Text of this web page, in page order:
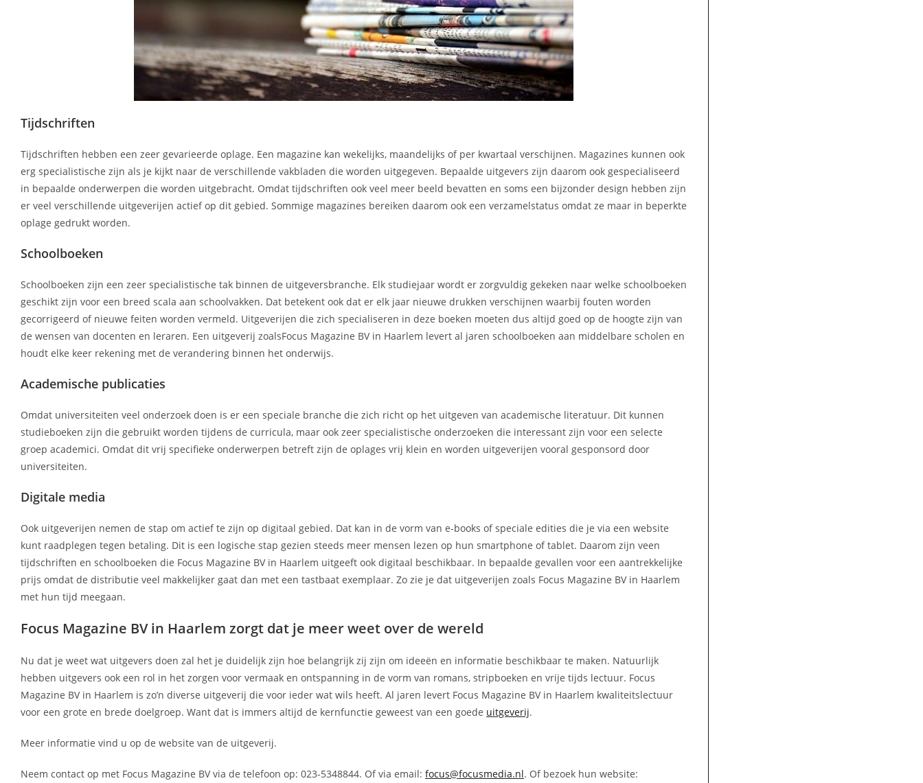
Tijdschriften
Tijdschriften hebben een zeer gevarieerde oplage. Een magazine kan wekelijks, maandelijks of per kwartaal verschijnen. Magazines kunnen ook
erg specialistische zijn als je kijkt naar de verschillende vakbladen die worden uitgegeven. Bepaalde uitgevers zijn daarom ook gespecialiseerd
in bepaalde onderwerpen die worden uitgebracht. Omdat tijdschriften ook veel meer beeld bevatten en soms een bijzonder design hebben zijn
er veel verschillende uitgeverijen actief op dit gebied. Sommige magazines bereiken daarom ook een verzamelstatus omdat ze maar in beperkte
oplage gedrukt worden.
Schoolboeken
Schoolboeken zijn een zeer specialistische tak binnen de uitgeversbranche. Elk studiejaar wordt er zorgvuldig gekeken naar welke schoolboeken
geschikt zijn voor een breed scala aan schoolvakken. Dat betekent ook dat er elk jaar nieuwe drukken verschijnen waarbij fouten worden
gecorrigeerd of nieuwe feiten worden vermeld. Uitgeverijen die zich specialiseren in deze boeken moeten dus altijd goed op de hoogte zijn van
de wensen van docenten en leraren. Een uitgeverij zoalsFocus Magazine BV in Haarlem levert al jaren schoolboeken aan middelbare scholen en
houdt elke keer rekening met de verandering binnen het onderwijs.
Academische publicaties
Omdat universiteiten veel onderzoek doen is er een speciale branche die zich richt op het uitgeven van academische literatuur. Dit kunnen
studieboeken zijn die gebruikt worden tijdens de curricula, maar ook zeer specialistische onderzoeken die interessant zijn voor een selecte
groep academici. Omdat dit vrij specifieke onderwerpen betreft zijn de oplages vrij klein en worden uitgeverijen vooral gesponsord door
universiteiten.
Digitale media
Ook uitgeverijen nemen de stap om actief te zijn op digitaal gebied. Dat kan in de vorm van e-books of speciale edities die je via een website
kunt raadplegen tegen betaling. Dit is een logische stap gezien steeds meer mensen lezen op hun smartphone of tablet. Daarom zijn veen
tijdschriften en schoolboeken die Focus Magazine BV in Haarlem uitgeeft ook digitaal beschikbaar. In bepaalde gevallen voor een aantrekkelijke
prijs omdat de distributie veel makkelijker gaat dan met een tastbaat exemplaar. Zo zie je dat uitgeverijen zoals Focus Magazine BV in Haarlem
met hun tijd meegaan.
Focus Magazine BV in Haarlem zorgt dat je meer weet over de wereld
Nu dat je weet wat uitgevers doen zal het je duidelijk zijn hoe belangrijk zij zijn om ideeën en informatie beschikbaar te maken. Natuurlijk
hebben uitgevers ook een rol in het zorgen voor vermaak en ontspanning in de vorm van romans, stripboeken en vrije tijds lectuur. Focus
Magazine BV in Haarlem is zo’n diverse uitgeverij die voor ieder wat wils heeft. Al jaren levert Focus Magazine BV in Haarlem kwaliteitslectuur
voor een grote en brede doelgroep. Want dat is immers altijd de kernfunctie geweest van een goede uitgeverij.
Meer informatie vind u op de website van de uitgeverij.
Neem contact op met Focus Magazine BV via de telefoon op: 023-5348844. Of via email: focus@focusmedia.nl. Of bezoek hun website: